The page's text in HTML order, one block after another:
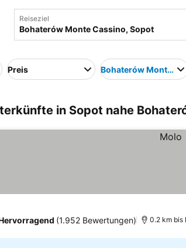
Reiseziel
Preis Bohaterów Monte
in Sopot nahe
(1.952 Bewertungen) 0.2 km bis